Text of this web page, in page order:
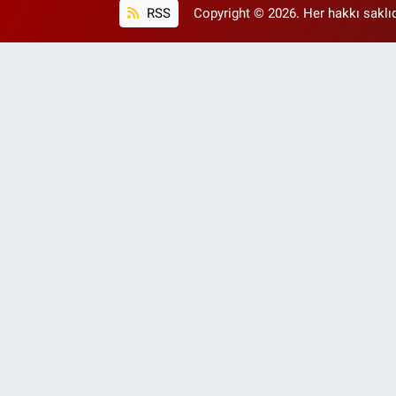
RSS Copyright © 2026. Her hakkı